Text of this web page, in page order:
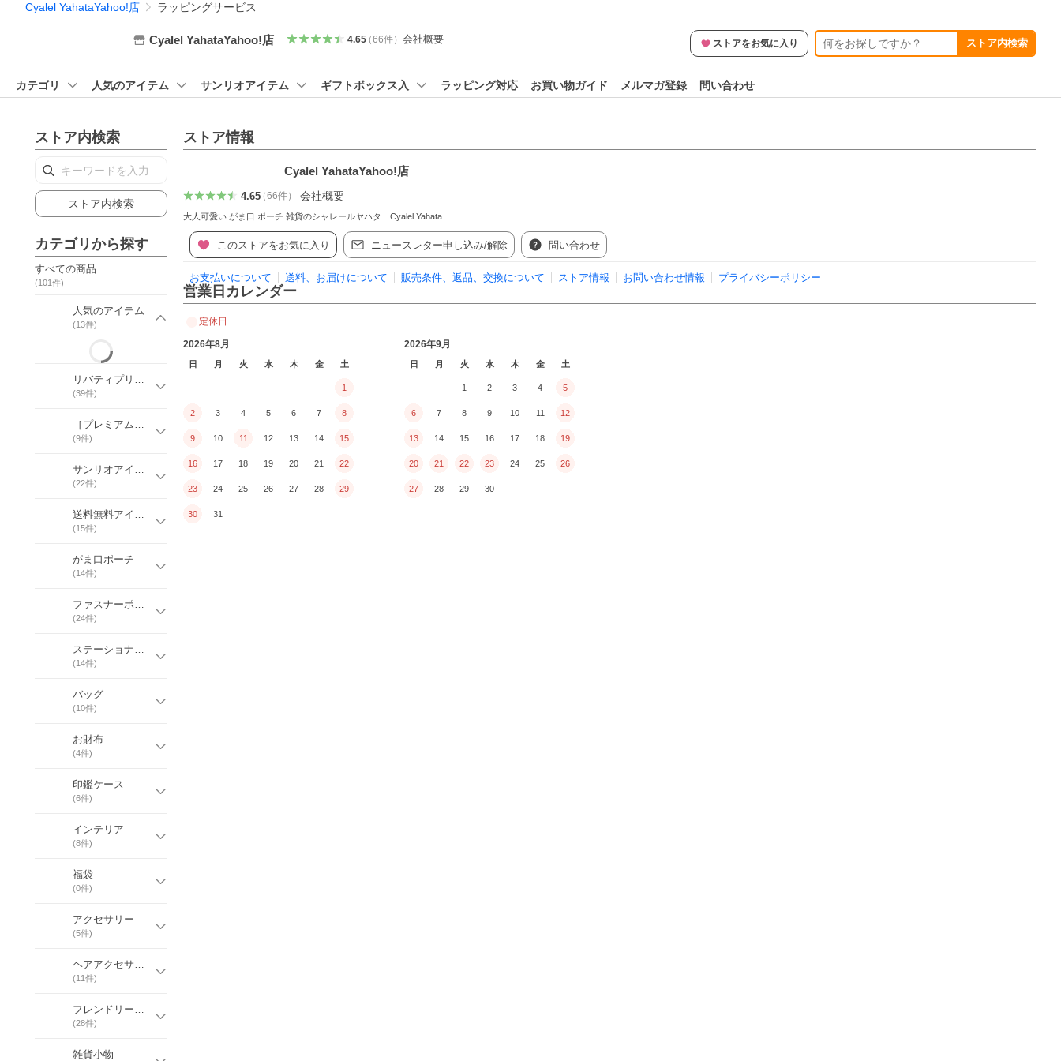
Cyalel YahataYahoo!店 ラッピングサービス
Cyalel YahataYahoo!店 4.65（66件） 会社概要 ストアをお気に入り ストア内検索
カテゴリ 人気のアイテム サンリオアイテム ギフトボックス入 ラッピング対応 お買い物ガイド メルマガ登録 問い合わせ
ストア内検索
ストア内検索
カテゴリから探す
すべての商品
(101件)
人気のアイテム
(13件)
リバティプリントシリーズ
(39件)
［プレミアム］リバティプリント
(9件)
サンリオアイテム
(22件)
送料無料アイテム
(15件)
がま口ポーチ
(14件)
ファスナーポーチ
(24件)
ステーショナリー
(14件)
バッグ
(10件)
お財布
(4件)
印鑑ケース
(6件)
インテリア
(8件)
福袋
(0件)
アクセサリー
(5件)
ヘアアクセサリー
(11件)
フレンドリーブランド
(28件)
雑貨小物
ストア情報
Cyalel YahataYahoo!店
4.65（66件） 会社概要
大人可愛い がま口 ポーチ 雑貨のシャレールヤハタ Cyalel Yahata
このストアをお気に入り ニュースレター申し込み/解除 問い合わせ
お支払いについて 送料、お届けについて 販売条件、返品、交換について ストア情報 お問い合わせ情報 プライバシーポリシー
営業日カレンダー
定休日
2026年8月
日 月 火 水 木 金 土
1
2 3 4 5 6 7 8
9 10 11 12 13 14 15
16 17 18 19 20 21 22
23 24 25 26 27 28 29
30 31
2026年9月
日 月 火 水 木 金 土
1 2 3 4 5
6 7 8 9 10 11 12
13 14 15 16 17 18 19
20 21 22 23 24 25 26
27 28 29 30